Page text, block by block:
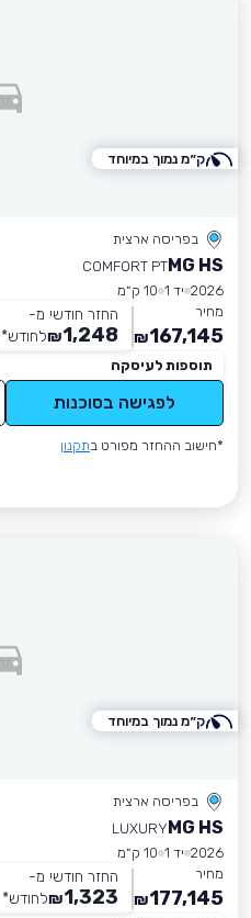
בפריסה ארצית
MG HS
COMFORT PT
2026 יד 1
10 ק״מ
מחיר
167,145
₪
החזר חודשי מ-
1,248
₪לחודש*
תוספות לעיסקה
לפגישה בסוכנות
*חישוב ההחזר מפורט בתקנון
ק״מ נמוך במיוחד
בפריסה ארצית
MG HS
LUXURY
2026 יד 1
10 ק״מ
מחיר
177,145
₪
החזר חודשי מ-
1,323
₪לחודש*
ק״מ נמוך במיוחד